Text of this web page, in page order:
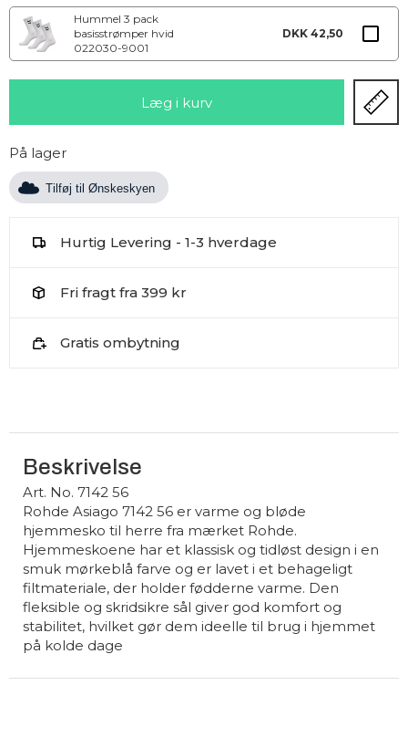
Hummel 3 pack
basisstrømper hvid
022030-9001
DKK 42,50
På lager
Tilføj til Ønskeskyen
Hurtig Levering - 1-3 hverdage
Fri fragt fra 399 kr
Gratis ombytning
Beskrivelse
Art. No. 7142 56
Rohde Asiago 7142 56 er varme og bløde
hjemmesko til herre fra mærket Rohde.
Hjemmeskoene har et klassisk og tidløst design i en
smuk mørkeblå farve og er lavet i et behageligt
filtmateriale, der holder fødderne varme. Den
fleksible og skridsikre sål giver god komfort og
stabilitet, hvilket gør dem ideelle til brug i hjemmet
på kolde dage